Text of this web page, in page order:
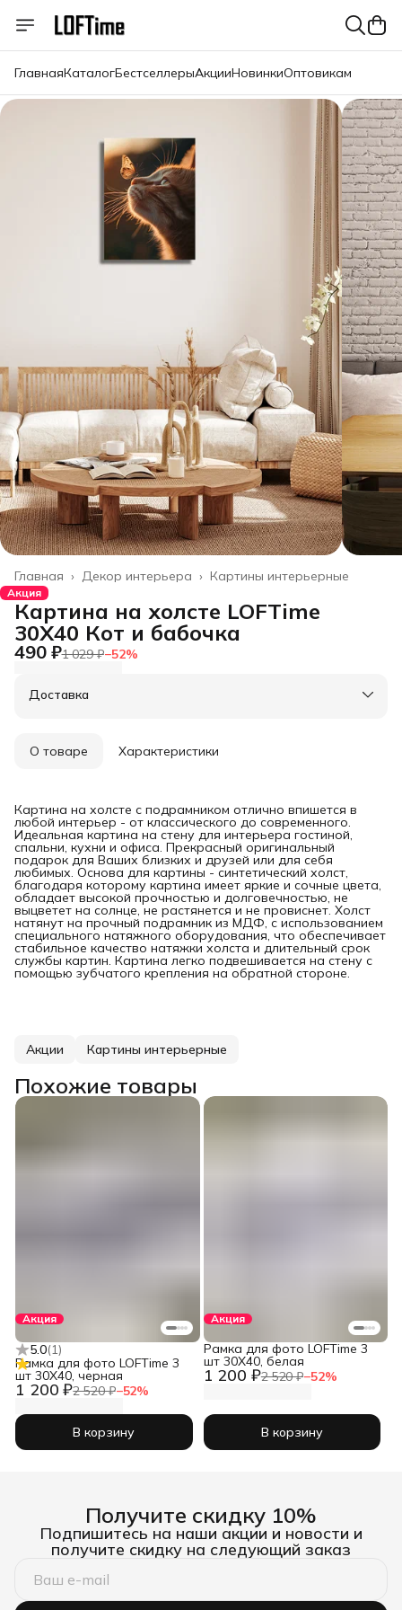
ГлавнаяКаталогБестселлерыАкцииНовинкиОптовикам
Картины интерьерные
Декор интерьера ›
Главная ›
Акция
Картина на холсте LOFTime
30Х40 Кот и бабочка
490 ₽1 029 ₽−52%
Доставка
О товаре Характеристики
Картина на холсте с подрамником отлично впишется в
любой интерьер - от классического до современного.
Идеальная картина на стену для интерьера гостиной,
спальни, кухни и офиса. Прекрасный оригинальный
подарок для Ваших близких и друзей или для себя
любимых. Основа для картины - синтетический холст,
благодаря которому картина имеет яркие и сочные цвета,
обладает высокой прочностью и долговечностью, не
выцветет на солнце, не растянется и не провиснет. Холст
натянут на прочный подрамник из МДФ, с использованием
специального натяжного оборудования, что обеспечивает
стабильное качество натяжки холста и длительный срок
службы картин. Картина легко подвешивается на стену с
помощью зубчатого крепления на обратной стороне.
Акции Картины интерьерные
Похожие товары
Акция
5.0(1)
1 200 ₽2 520 ₽−52%
Рамка для фото LOFTime 3
шт 30Х40, черная
В корзину
Акция
1 200 ₽2 520 ₽−52%
Рамка для фото LOFTime 3
шт 30Х40, белая
В корзину
Получите скидку 10%
Подпишитесь на наши акции и новости и
получите скидку на следующий заказ